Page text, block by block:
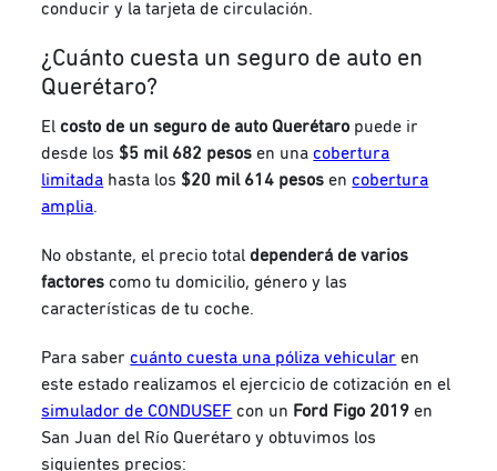
conducir y la tarjeta de circulación.
¿Cuánto cuesta un seguro de auto en
Querétaro?
El costo de un seguro de auto Querétaro puede ir
desde los $5 mil 682 pesosen unacobertura
limitada hasta los $20 mil 614 pesos encobertura
amplia.
No obstante, el precio totaldependerá de varios
factores como tu domicilio, género y las
características de tu coche.
Para sabercuánto cuesta una póliza vehicular en
este estado realizamos el ejercicio de cotización en el
simulador de CONDUSEF con un Ford Figo 2019en
San Juan del Río Querétaro y obtuvimos los
siguientes precios: